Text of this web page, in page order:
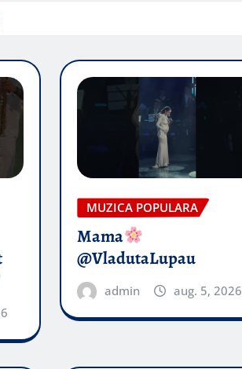
MUZICA POPULARA
Mama
@VladutaLupau
admin aug. 5, 2026